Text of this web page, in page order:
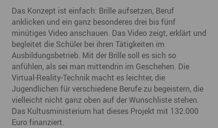
Das Konzept ist einfach: Brille aufsetzen, Beruf
anklicken und ein ganz besonderes drei bis fünf
minütiges Video anschauen. Das Video zeigt, erklärt und
begleitet die Schüler bei ihren Tätigkeiten im
Ausbildungsbetrieb. Mit der Brille soll es sich so
anfühlen, als sei man mittendrin im Geschehen. Die
Virtual-Reality-Technik macht es leichter, die
Jugendlichen für verschiedene Berufe zu begeistern, die
vielleicht nicht ganz oben auf der Wunschliste stehen.
Das Kultusministerium hat dieses Projekt mit 132.000
Euro finanziert.